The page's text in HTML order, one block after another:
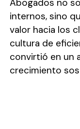
Abogados no
internos, sino
valor hacia los
cultura de
convirtió en un
crecimiento